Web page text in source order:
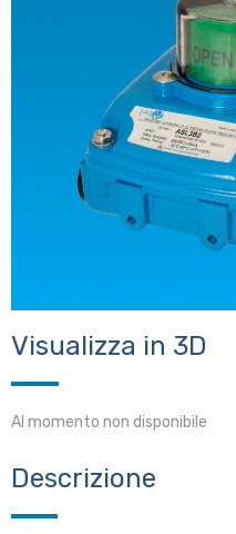
Visualizza in 3D
Al momento non disponibile
Descrizione